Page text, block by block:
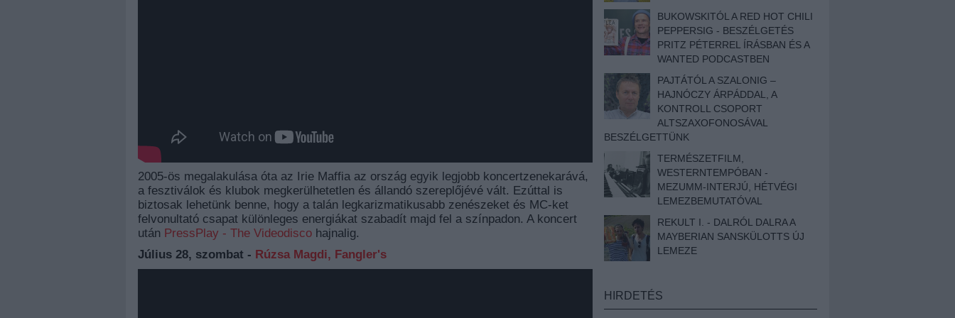
2005-ös megalakulása óta az Irie Maffia az ország egyik legjobb koncertzenekarává,
a fesztiválok és klubok megkerülhetetlen és állandó szereplőjévé vált. Ezúttal is
biztosak lehetünk benne, hogy a talán legkarizmatikusabb zenészeket és MC-ket
felvonultató csapat különleges energiákat szabadít majd fel a színpadon. A koncert
után PressPlay - The Videodisco hajnalig.
Július 28, szombat - Rúzsa Magdi, Fangler's
BUKOWSKITÓL A RED HOT CHILI
PEPPERSIG - BESZÉLGETÉS
PRITZ PÉTERREL ÍRÁSBAN ÉS A
WANTED PODCASTBEN
PAJTÁTÓL A SZALONIG –
HAJNÓCZY ÁRPÁDDAL, A
KONTROLL CSOPORT
ALTSZAXOFONOSÁVAL
BESZÉLGETTÜNK
TERMÉSZETFILM,
WESTERNTEMPÓBAN -
MEZUMM-INTERJÚ, HÉTVÉGI
LEMEZBEMUTATÓVAL
REKULT I. - DALRÓL DALRA A
MAYBERIAN SANSKÜLOTTS ÚJ
LEMEZE
HIRDETÉS